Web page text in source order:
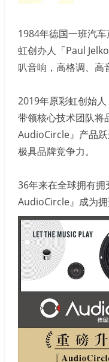
1984年德国一班汽
虹创办人「Paul
叭音响，高格调、高
2019年原彩虹创始人
带领核心技术团队将
AudioCircle』产品
极具品牌竞争力。
36年来在全球拥有
AudioCircle』成为拥